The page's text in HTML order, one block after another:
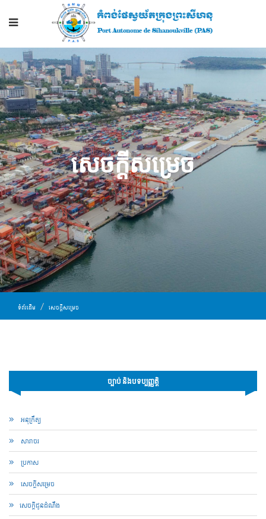
សេចក្តីសម្រេច
ទំព័រដើម សេចក្តីសម្រេច
ច្បាប់ និងបទប្បញ្ញត្តិ
អនុក្រឹត្យ
សារាចរ​
ប្រកាស
សេចក្តីសម្រេច
​សេចក្ដីជូនដំណឹង